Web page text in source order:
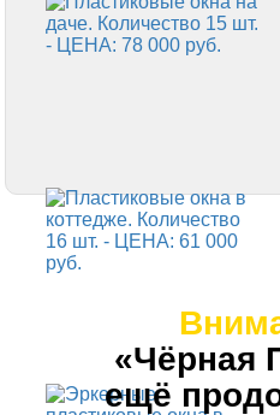
«Чёрная
ещё